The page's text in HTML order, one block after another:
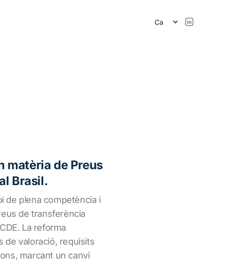
matèria de Preus
Brasil.
de plena competència i
de transferència
La reforma
de valoració, requisits
marcant un canvi